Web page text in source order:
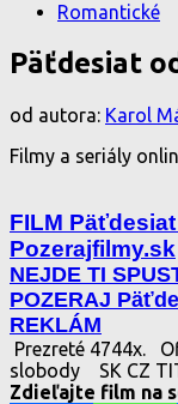
Romantické
Päťdesiat
od autora: Karol
Filmy a seriály
FILM
Pozerajfilmy.sk
NEJDE TI
POZERAJ
REKLÁM
Prezreté 4744x.
slobody
SK CZ
Zdieľajte film na